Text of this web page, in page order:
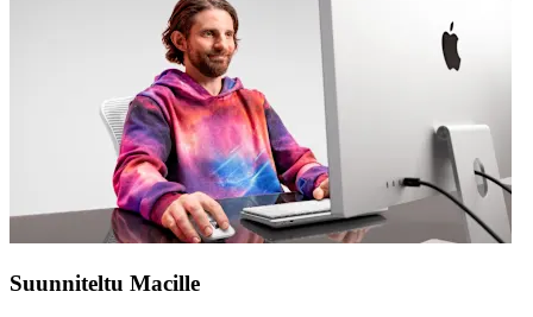
Suunniteltu Macille